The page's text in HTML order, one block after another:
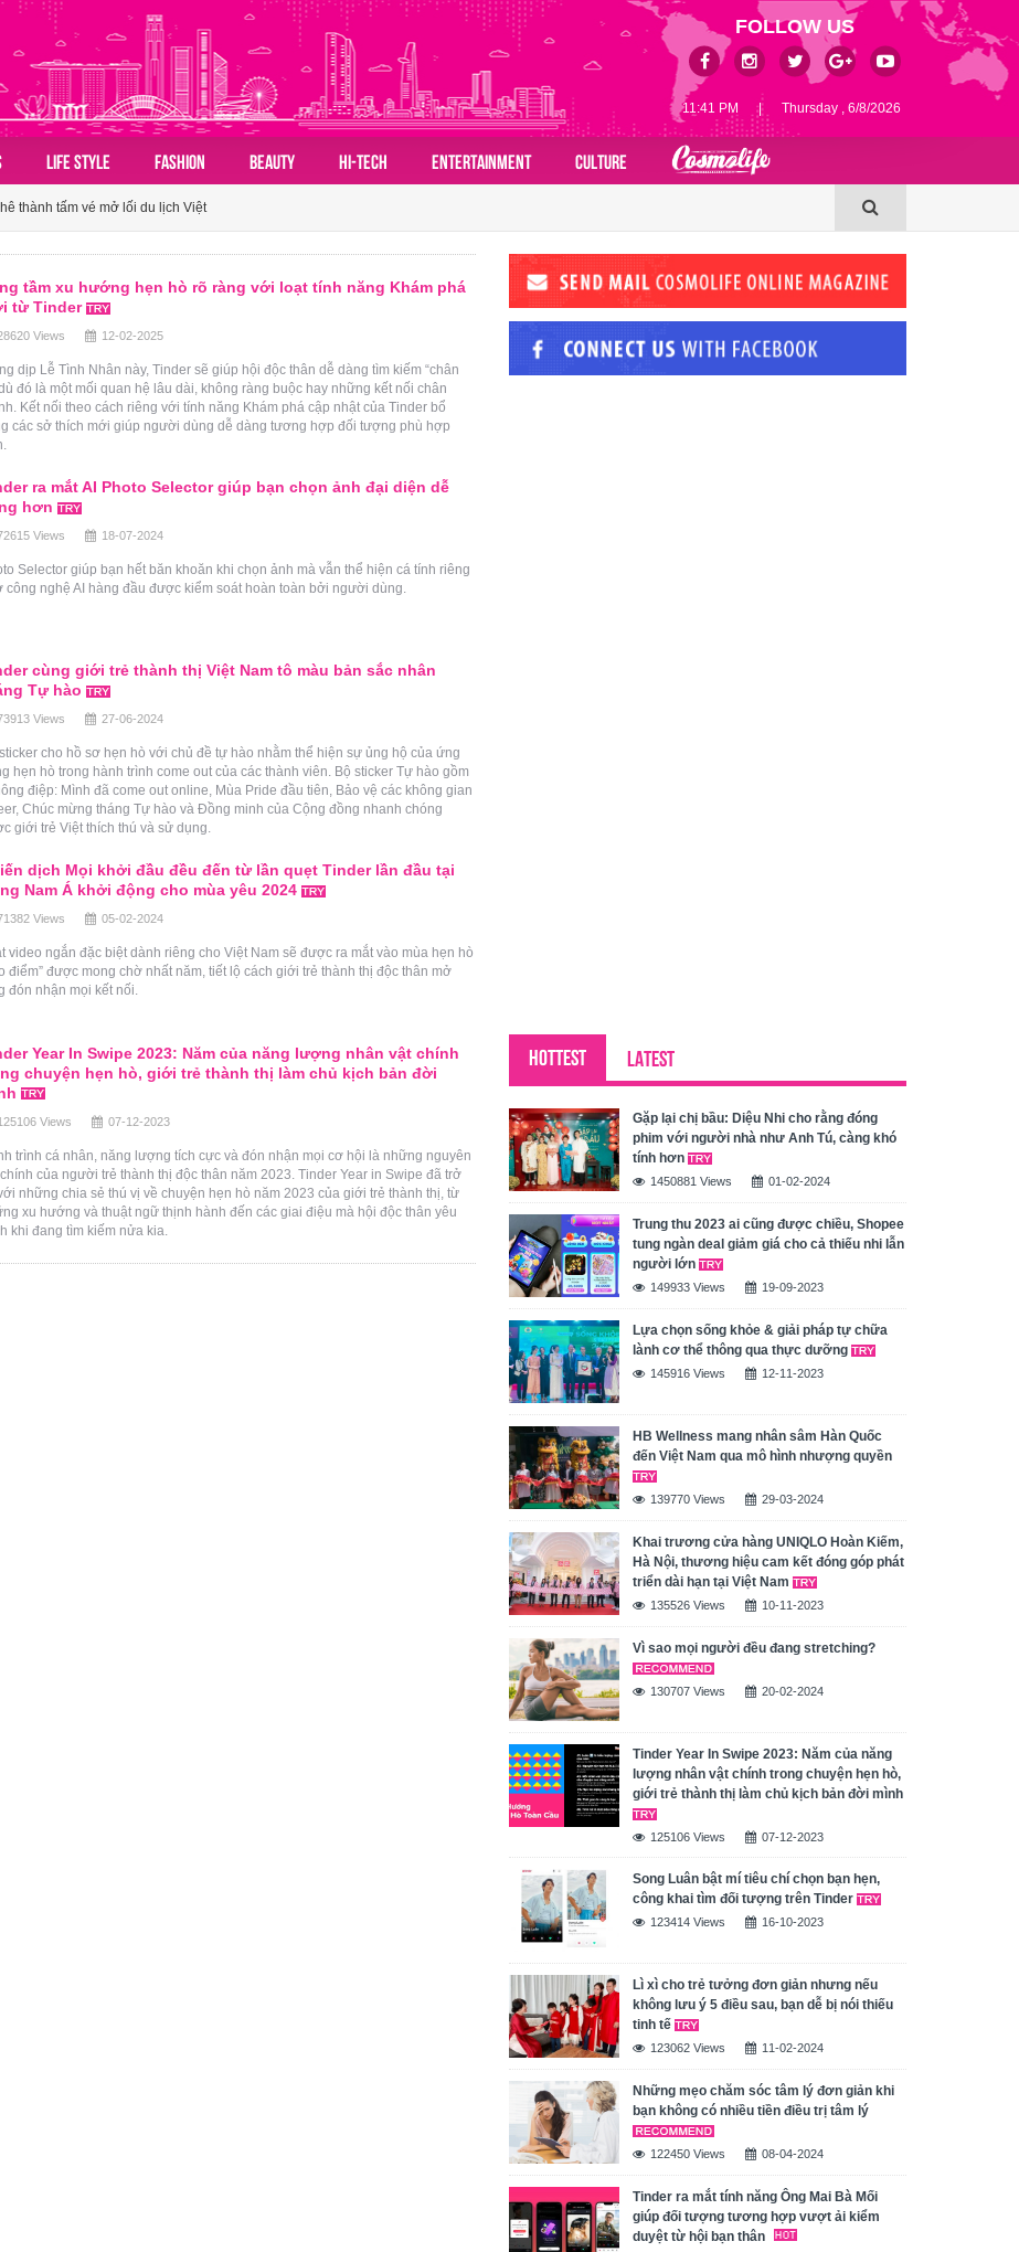
11:41 PM | Thursday , 6/8/2026
FOLLOW US
LIFE STYLE FASHION BEAUTY HI-TECH ENTERTAINMENT
CULTURE
bản đồ du lịch mùa hè châu Á nhờ sức hút ngày càng lan rộng
thành tấm vé mở lối du lịch Việt
văn hóa du lịch nhóm của người Việt
thành tấm vé mở lối du lịch Việt
tầm xu hướng hẹn hò rõ ràng với loạt tính năng Khám phá
từ Tinder
Views 12-02-2025
dịp Lễ Tình Nhân này, Tinder sẽ giúp hội độc thân dễ dàng tìm kiếm “chân
đó là một mối quan hệ lâu dài, không ràng buộc hay những kết nối chân
Kết nối theo cách riêng với tính năng Khám phá cập nhật của Tinder bổ
các sở thích mới giúp người dùng dễ dàng tương hợp đối tượng phù hợp
ra mắt AI Photo Selector giúp bạn chọn ảnh đại diện dễ
hơn
Views 18-07-2024
Selector giúp bạn hết băn khoăn khi chọn ảnh mà vẫn thể hiện cá tính riêng
công nghệ AI hàng đầu được kiểm soát hoàn toàn bởi người dùng.
cùng giới trẻ thành thị Việt Nam tô màu bản sắc nhân
Tự hào
Views 27-06-2024
cho hồ sơ hẹn hò với chủ đề tự hào nhằm thể hiện sự ủng hộ của ứng
hẹn hò trong hành trình come out của các thành viên. Bộ sticker Tự hào gồm
điệp: Mình đã come out online, Mùa Pride đầu tiên, Bảo vệ các không gian
Chúc mừng tháng Tự hào và Đồng minh của Cộng đồng nhanh chóng
giới trẻ Việt thích thú và sử dụng.
dịch Mọi khởi đầu đều đến từ lần quẹt Tinder lần đầu tại
Nam Á khởi động cho mùa yêu 2024
Views 05-02-2024
video ngắn đặc biệt dành riêng cho Việt Nam sẽ được ra mắt vào mùa hẹn hò
điểm” được mong chờ nhất năm, tiết lộ cách giới trẻ thành thị độc thân mở
đón nhận mọi kết nối.
Year In Swipe 2023: Năm của năng lượng nhân vật chính
chuyện hẹn hò, giới trẻ thành thị làm chủ kịch bản đời
Views 07-12-2023
trình cá nhân, năng lượng tích cực và đón nhận mọi cơ hội là những nguyên
của người trẻ thành thị độc thân năm 2023. Tinder Year in Swipe đã trở
những chia sẻ thú vị về chuyện hẹn hò năm 2023 của giới trẻ thành thị, từ
xu hướng và thuật ngữ thịnh hành đến các giai điệu mà hội độc thân yêu
khi đang tìm kiếm nửa kia.
HOTTEST LATEST
Gặp lại chị bầu: Diệu Nhi cho rằng đóng
phim với người nhà như Anh Tú, càng khó
tính hơn
1450881 Views 01-02-2024
Trung thu 2023 ai cũng được chiều, Shopee
tung ngàn deal giảm giá cho cả thiếu nhi lẫn
người lớn
149933 Views 19-09-2023
Lựa chọn sống khỏe & giải pháp tự chữa
lành cơ thể thông qua thực dưỡng
145916 Views 12-11-2023
HB Wellness mang nhân sâm Hàn Quốc
đến Việt Nam qua mô hình nhượng quyền
139770 Views 29-03-2024
Khai trương cửa hàng UNIQLO Hoàn Kiếm,
Hà Nội, thương hiệu cam kết đóng góp phát
triển dài hạn tại Việt Nam
135526 Views 10-11-2023
Vì sao mọi người đều đang stretching?
130707 Views 20-02-2024
Tinder Year In Swipe 2023: Năm của năng
lượng nhân vật chính trong chuyện hẹn hò,
giới trẻ thành thị làm chủ kịch bản đời mình
125106 Views 07-12-2023
Song Luân bật mí tiêu chí chọn bạn hẹn,
công khai tìm đối tượng trên Tinder
123414 Views 16-10-2023
Lì xì cho trẻ tưởng đơn giản nhưng nếu
không lưu ý 5 điều sau, bạn dễ bị nói thiếu
tinh tế
123062 Views 11-02-2024
Những mẹo chăm sóc tâm lý đơn giản khi
bạn không có nhiều tiền điều trị tâm lý
122450 Views 08-04-2024
Tinder ra mắt tính năng Ông Mai Bà Mối
giúp đối tượng tương hợp vượt ải kiểm
duyệt từ hội bạn thân